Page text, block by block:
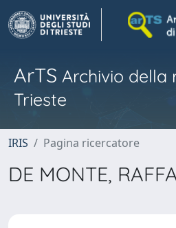
ArTS Archivio della
Trieste
IRIS Pagina ricercatore
DE MONTE,